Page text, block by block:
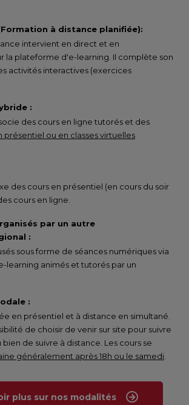
à distance planifiée):
intervient en direct et en
la plateforme d'e-learning. Il complète son
activités interactives (exercices
:
des cours en ligne tutorés et des
ou en classes virtuelles
des cours en présentiel (en cours du soir
cours en ligne.
par un autre
:
sous forme de séances numériques via
learning animés et tutorés par un
:
en présentiel et à distance en simultané.
de choisir de venir sur site pour suivre
de suivre à distance. Les cours se
généralement après 18h ou le samedi
plus sur nos modalités